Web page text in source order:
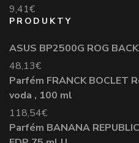
9,41€
PRODUKTY
ASUS BP2500G ROG
48,13€
Parfém FRANCK BOCLET
voda , 100 ml
118,54€
Parfém BANANA